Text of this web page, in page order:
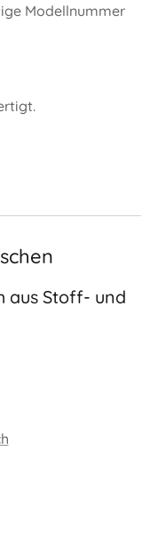
Modellnummer
aus Stoff- und